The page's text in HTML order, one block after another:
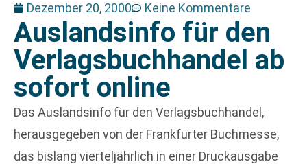
Dezember 20, 2000 Keine Kommentare
Auslandsinfo für den
Verlagsbuchhandel ab
sofort online
Das Auslandsinfo für den Verlagsbuchhandel,
herausgegeben von der Frankfurter Buchmesse,
das bislang vierteljährlich in einer Druckausgabe